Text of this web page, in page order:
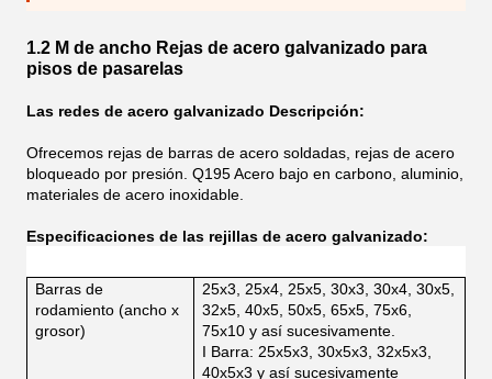
1.2 M de ancho Rejas de acero galvanizado para
pisos de pasarelas
Las redes de acero galvanizado Descripción:
Ofrecemos rejas de barras de acero soldadas, rejas de acero
bloqueado por presión. Q195 Acero bajo en carbono, aluminio,
materiales de acero inoxidable.
Especificaciones de las rejillas de acero galvanizado:
Barras de
rodamiento (ancho x
grosor)
25x3, 25x4, 25x5, 30x3, 30x4, 30x5,
32x5, 40x5, 50x5, 65x5, 75x6,
75x10 y así sucesivamente.
I Barra: 25x5x3, 30x5x3, 32x5x3,
40x5x3 y así sucesivamente